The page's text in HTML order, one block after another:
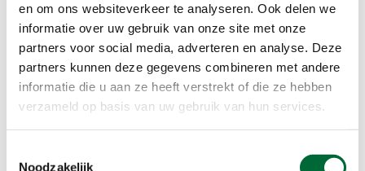
en om ons websiteverkeer te analyseren. Ook delen we
informatie over uw gebruik van onze site met onze
partners voor social media, adverteren en analyse. Deze
partners kunnen deze gegevens combineren met andere
informatie die u aan ze heeft verstrekt of die ze hebben
verzameld op basis van uw gebruik van hun services.
Noodzakelijk
Vervolg dit pad langs de bekende Texelse
Tuunwallen tot aan de Oosterweg en ga nu links
af. Je loopt nu het pittoreske dorp Oosterend
binnen en tevens het eindpunt van deze
wandeling.